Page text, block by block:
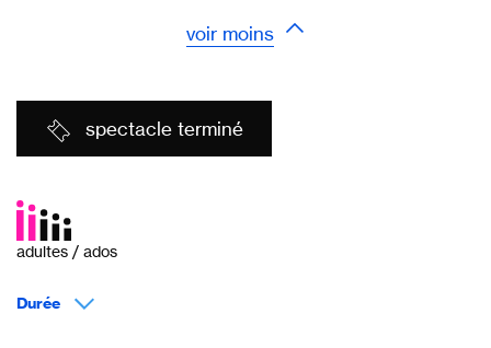
voir moins
spectacle terminé
adultes / ados
Durée